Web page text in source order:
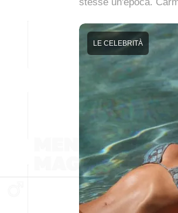
LE CELEBRITÀ